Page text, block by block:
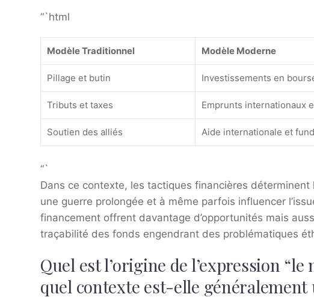
“`html
Modèle Traditionnel Modèle Moderne
Pillage et butin Investissements en
Tributs et taxes Emprunts internationaux
Soutien des alliés Aide internationale et
“`
Dans ce contexte, les tactiques financières
une guerre prolongée et à même parfois influencer
financement offrent davantage d’opportunités mais
traçabilité des fonds engendrant des problématiques
Quel est l’origine de l’expression
quel contexte est-elle généralement